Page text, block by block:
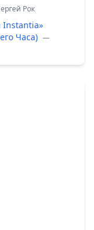
Рок
Instantia»
Часа) —